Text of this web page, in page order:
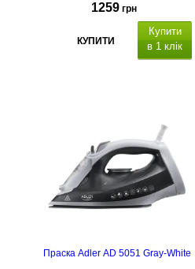
1259 грн
КУПИТИ
Купити
в 1 клік
Праска Adler AD 5051 Gray-White